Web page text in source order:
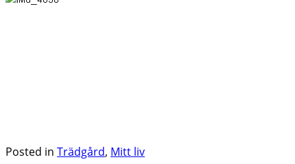
Posted in Trädgård, Mitt liv